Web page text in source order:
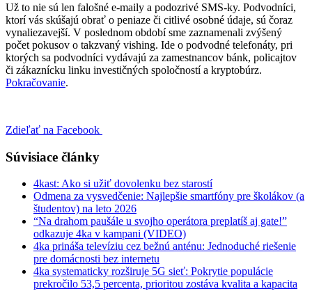
Už to nie sú len falošné e-maily a podozrivé SMS-ky. Podvodníci,
ktorí vás skúšajú obrať o peniaze či citlivé osobné údaje, sú čoraz
vynaliezavejší. V poslednom období sme zaznamenali zvýšený
počet pokusov o takzvaný vishing. Ide o podvodné telefonáty, pri
ktorých sa podvodníci vydávajú za zamestnancov bánk, policajtov
či zákaznícku linku investičných spoločností a kryptobúrz.
Pokračovanie.
Zdieľať na Facebook
Súvisiace články
4kast: Ako si užiť dovolenku bez starostí
Odmena za vysvedčenie: Najlepšie smartfóny pre školákov (a
študentov) na leto 2026
“Na drahom paušále u svojho operátora preplatíš aj gate!”
odkazuje 4ka v kampani (VIDEO)
4ka prináša televíziu cez bežnú anténu: Jednoduché riešenie
pre domácnosti bez internetu
4ka systematicky rozširuje 5G sieť: Pokrytie populácie
prekročilo 53,5 percenta, prioritou zostáva kvalita a kapacita